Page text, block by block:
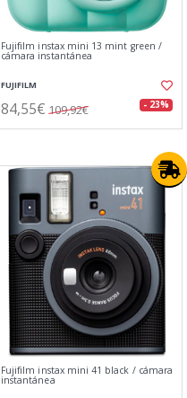
Fujifilm instax mini 13 mint green /
cámara instantánea
FUJIFILM
84,55€ 109,92€ - 23%
Fujifilm instax mini 41 black / cámara
instantánea